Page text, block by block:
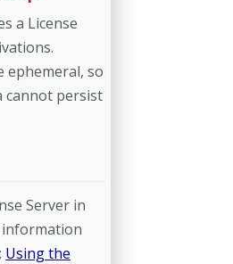
a License
ephemeral, so
cannot persist
Server in
information
Using the